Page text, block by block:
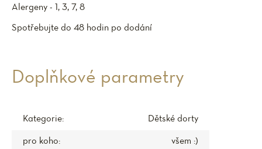
Alergeny - 1, 3, 7, 8
Spotřebujte do 48 hodin po dodání
Doplňkové parametry
Kategorie: Dětské dorty
pro koho: všem :)